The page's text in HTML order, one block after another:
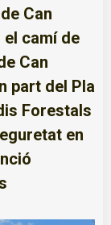
Can
el camí de
Can
part del Pla
Forestals
en